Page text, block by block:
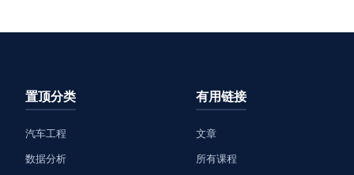
置顶分类
汽车工程
数据分析
有用链接
文章
所有课程